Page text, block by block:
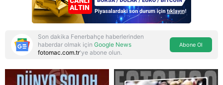
Son dakika Fenerbahçe haberlerinden
haberdar olmak için Google News
fotomac.com.tr'ye abone olun.
Abone Ol